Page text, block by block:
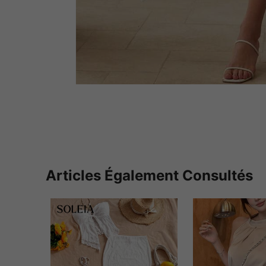
Articles Également Consultés